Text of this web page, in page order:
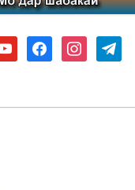
facebookinstagramtelegram